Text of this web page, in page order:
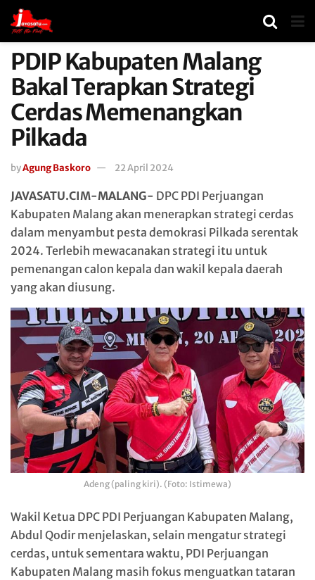
PDIP Kabupaten Malang
Bakal Terapkan Strategi
Cerdas Memenangkan
Pilkada
byAgung Baskoro 22 April 2024
JAVASATU.CIM-MALANG- DPC PDI Perjuangan
Kabupaten Malang akan menerapkan strategi cerdas
dalam menyambut pesta demokrasi Pilkada serentak
2024. Terlebih mewacanakan strategi itu untuk
pemenangan calon kepala dan wakil kepala daerah
yang akan diusung.
Adeng (paling kiri). (Foto: Istimewa)
Wakil Ketua DPC PDI Perjuangan Kabupaten Malang,
Abdul Qodir menjelaskan, selain mengatur strategi
cerdas, untuk sementara waktu, PDI Perjuangan
Kabupaten Malang masih fokus menguatkan tataran